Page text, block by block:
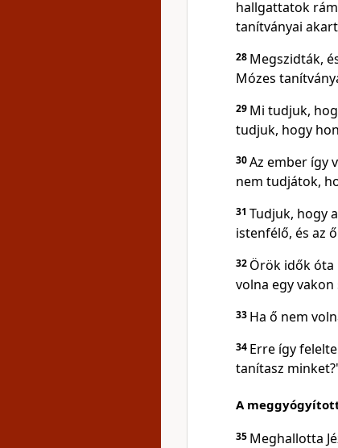
hallgattatok
tanítványai
28 Megszidták,
Mózes
29 Mi tudjuk,
tudjuk, hogy
30Az ember így
nem tudjátok,
31 Tudjuk, hogy
istenfélő, és az
32 Örök idők óta
volna egy
33 Ha ő nem
34 Erre így
tanítasz
A
35 Meghallotta